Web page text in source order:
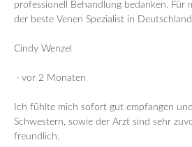
professionell Behandlung bedanken. Für
der beste Venen Spezialist in
Cindy Wenzel
· vor 2 Monaten
Ich fühlte mich sofort gut empfangen
Schwestern, sowie der Arzt sind sehr
freundlich.